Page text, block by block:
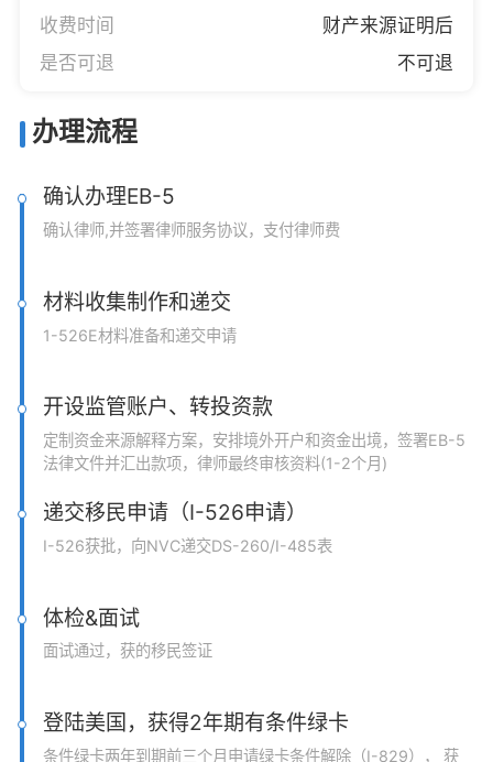
收费时间
财产来源证明后
是否可退
不可退
办理流程
确认办理EB-5
确认律师,并签署律师服务协议，支付律师费
材料收集制作和递交
1-526E材料准备和递交申请
开设监管账户、转投资款
定制资金来源解释方案，安排境外开户和资金出境，签署EB-5
法律文件并汇出款项，律师最终审核资料(1-2个月)
递交移民申请（I-526申请）
I-526获批，向NVC递交DS-260/I-485表
体检&面试
面试通过，获的移民签证
登陆美国，获得2年期有条件绿卡
条件绿卡两年到期前三个月申请绿卡条件解除（I-829）， 获